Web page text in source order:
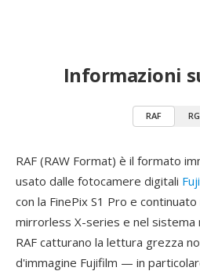
Informazioni
RAF
RAF (RAW Format) è il formato
usato dalle fotocamere digitali
con la FinePix S1 Pro e
mirrorless X-series e nel sistema
RAF catturano la lettura grezza
d'immagine Fujifilm — in